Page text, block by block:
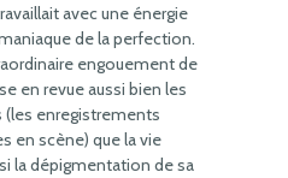
avec une énergie
de la perfection.
engouement de
en revue aussi bien les
enregistrements
en scène) que la vie
la dépigmentation de sa